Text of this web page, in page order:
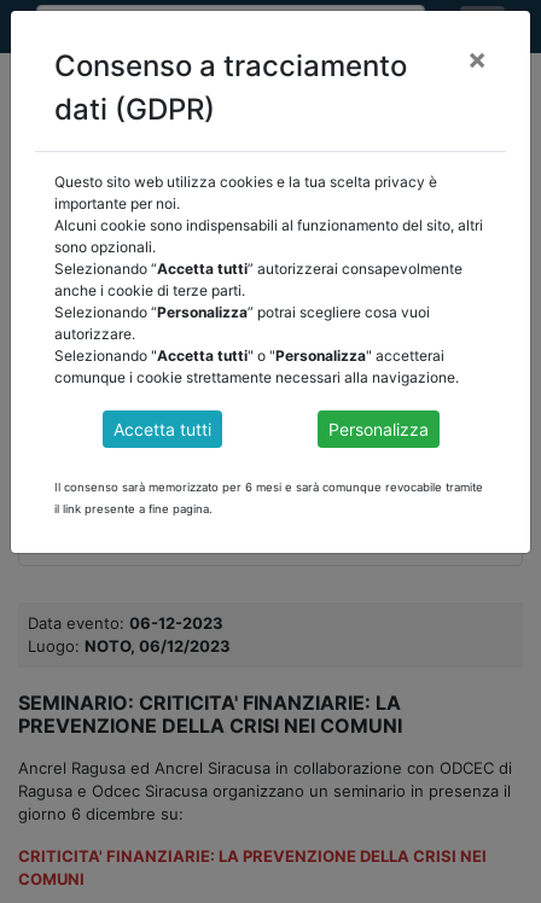
home eventi/torna indietro
EVENTI
Data evento: 06-12-2023
Luogo: NOTO, 06/12/2023
SEMINARIO: CRITICITA' FINANZIARIE: LA
PREVENZIONE DELLA CRISI NEI COMUNI
Ancrel Ragusa ed Ancrel Siracusa in collaborazione con ODCEC di
Ragusa e Odcec Siracusa organizzano un seminario in presenza il
giorno 6 dicembre su:
CRITICITA' FINANZIARIE: LA PREVENZIONE DELLA CRISI NEI
COMUNI
Consenso a tracciamento
dati (GDPR)
×
Questo sito web utilizza cookies e la tua scelta privacy è
importante per noi.
Alcuni cookie sono indispensabili al funzionamento del sito, altri
sono opzionali.
Selezionando “Accetta tutti” autorizzerai consapevolmente
anche i cookie di terze parti.
Selezionando “Personalizza” potrai scegliere cosa vuoi
autorizzare.
Selezionando "Accetta tutti" o "Personalizza" accetterai
comunque i cookie strettamente necessari alla navigazione.
Accetta tutti Personalizza
Il consenso sarà memorizzato per 6 mesi e sarà comunque revocabile tramite
il link presente a fine pagina.